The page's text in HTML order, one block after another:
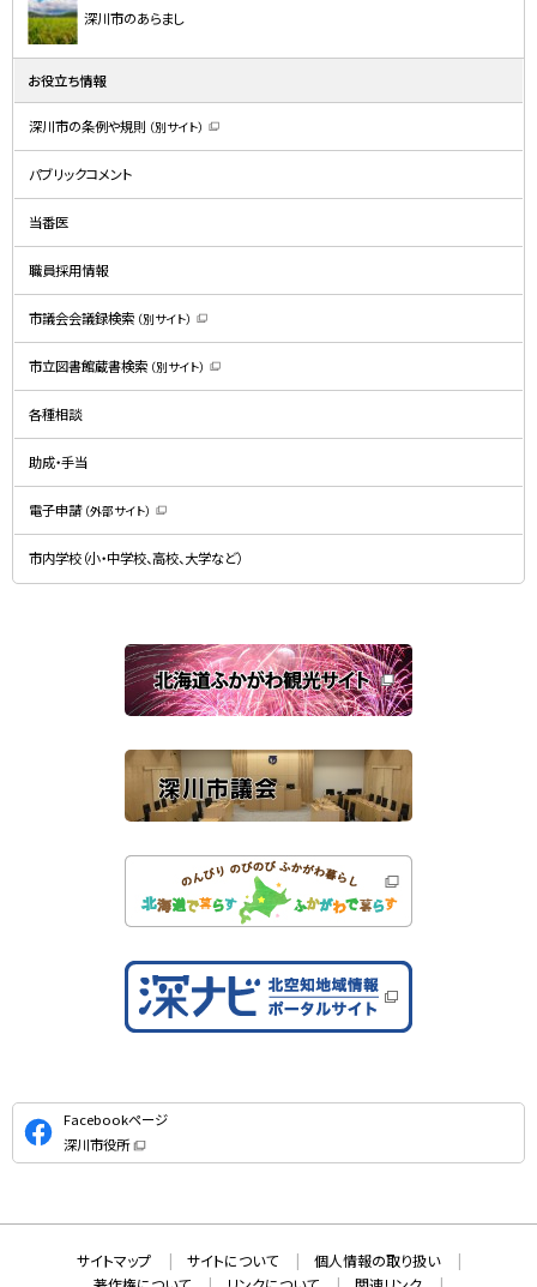
深川市のあらまし
お役立ち情報
深川市の条例や規則 （別サイト）
新
ン
で
す
）
パブリックコメント
当番医
職員採用情報
市議会会議録検索 （別サイト）
新
規
ウ
ン
で
す
市立図書館蔵書検索 （別サイト）
新
ン
で
す
）
各種相談
助成・手当
電子申請 （外部サイト）
新
規
ウ
ン
開
き
ま
す
）
市内学校（小・中学校、高校、大学など）
公
式
S
Facebookページ
深川市役所
（
ン
で
開
サイトマップ サイトについて
個人情報の取り扱い